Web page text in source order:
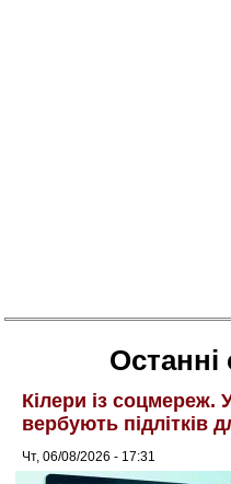
Кілери із соцмереж.
вербують підлітків
Чт, 06/08/2026 - 17:31